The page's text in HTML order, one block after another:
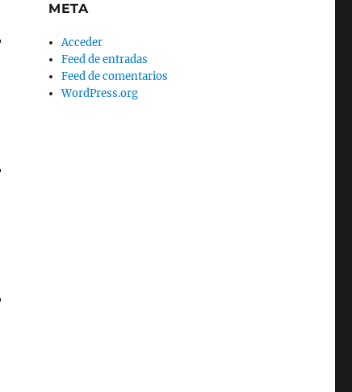
META
Acceder
Feed de entradas
Feed de comentarios
WordPress.org